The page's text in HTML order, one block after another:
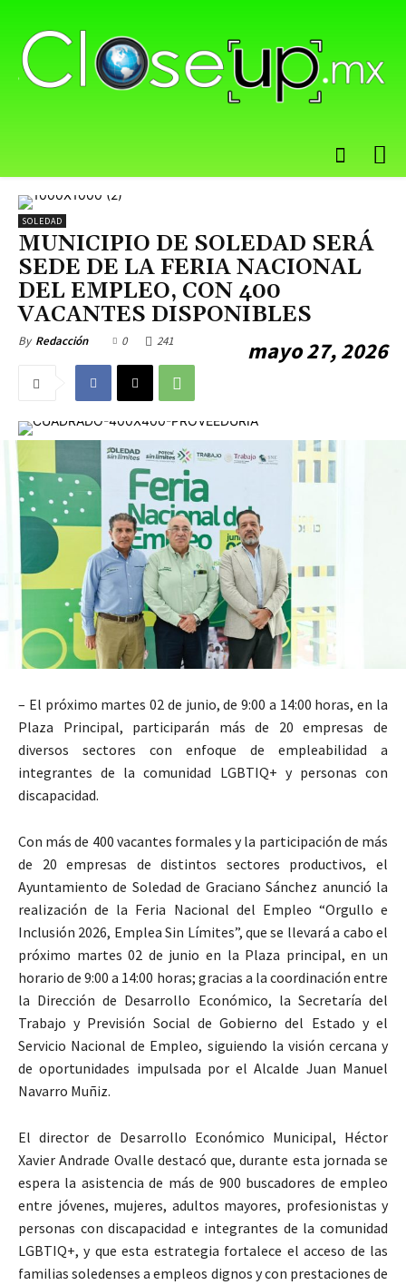
SOLEDAD
MUNICIPIO DE SOLEDAD SERÁ
SEDE DE LA FERIA NACIONAL
DEL EMPLEO, CON 400
VACANTES DISPONIBLES
By Redacción mayo 27, 2026
0 241
– El próximo martes 02 de junio, de 9:00 a 14:00 horas, en la
Plaza Principal, participarán más de 20 empresas de
diversos sectores con enfoque de empleabilidad a
integrantes de la comunidad LGBTIQ+ y personas con
discapacidad.
Con más de 400 vacantes formales y la participación de más
de 20 empresas de distintos sectores productivos, el
Ayuntamiento de Soledad de Graciano Sánchez anunció la
realización de la Feria Nacional del Empleo “Orgullo e
Inclusión 2026, Emplea Sin Límites”, que se llevará a cabo el
próximo martes 02 de junio en la Plaza principal, en un
horario de 9:00 a 14:00 horas; gracias a la coordinación entre
la Dirección de Desarrollo Económico, la Secretaría del
Trabajo y Previsión Social de Gobierno del Estado y el
Servicio Nacional de Empleo, siguiendo la visión cercana y
de oportunidades impulsada por el Alcalde Juan Manuel
Navarro Muñiz.
El director de Desarrollo Económico Municipal, Héctor
Xavier Andrade Ovalle destacó que, durante esta jornada se
espera la asistencia de más de 900 buscadores de empleo
entre jóvenes, mujeres, adultos mayores, profesionistas y
personas con discapacidad e integrantes de la comunidad
LGBTIQ+, y que esta estrategia fortalece el acceso de las
familias soledenses a empleos dignos y con prestaciones de